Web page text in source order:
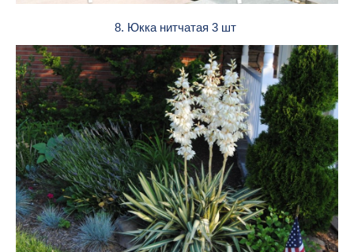
8. Юкка нитчатая 3 шт